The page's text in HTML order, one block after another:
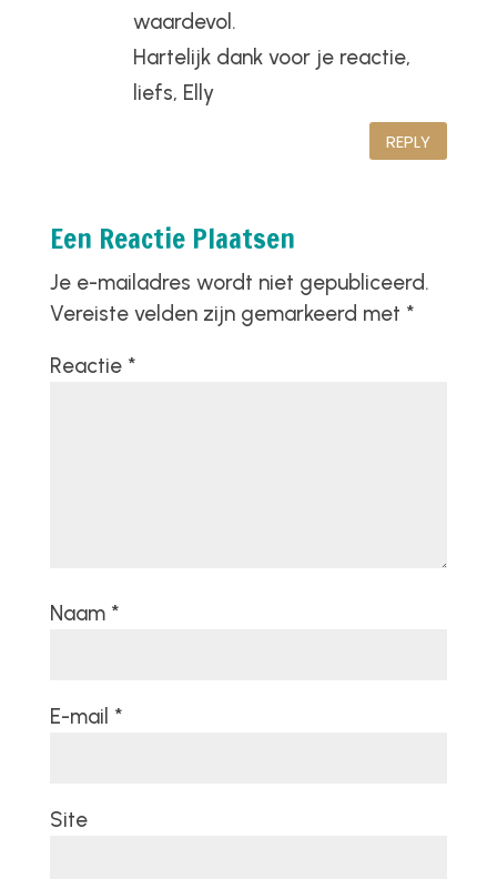
waardevol.
Hartelijk dank voor je reactie,
liefs, Elly
REPLY
Een Reactie Plaatsen
Je e-mailadres wordt niet gepubliceerd.
Vereiste velden zijn gemarkeerd met *
Reactie *
Naam *
E-mail *
Site